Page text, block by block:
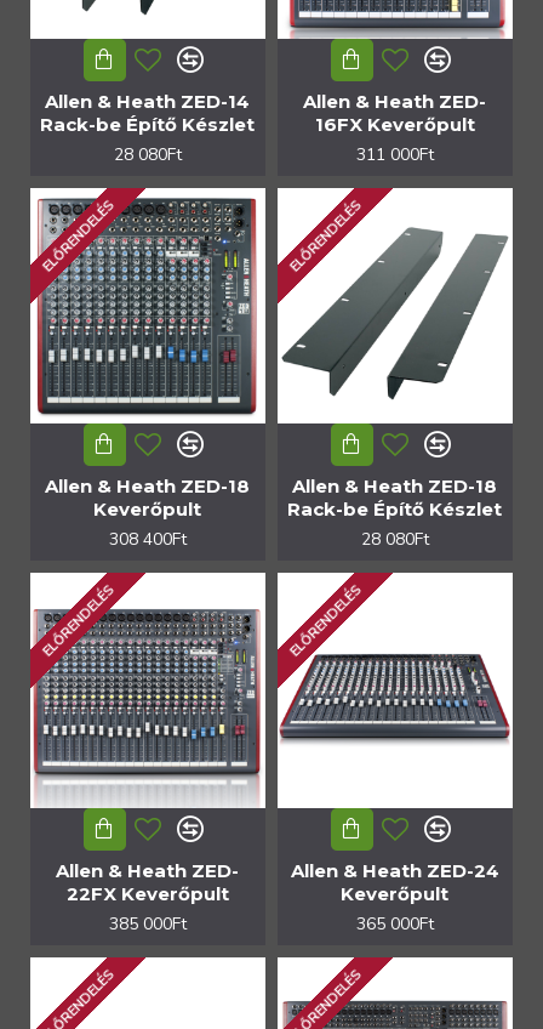
Allen & Heath ZED-14
Rack-be Építő Készlet
28 080Ft
Allen & Heath ZED-
16FX Keverőpult
311 000Ft
ELŐRENDELÉS
Allen & Heath ZED-18
Keverőpult
308 400Ft
ELŐRENDELÉS
Allen & Heath ZED-18
Rack-be Építő Készlet
28 080Ft
ELŐRENDELÉS
Allen & Heath ZED-
22FX Keverőpult
385 000Ft
ELŐRENDELÉS
Allen & Heath ZED-24
Keverőpult
365 000Ft
ELŐRENDELÉS ELŐRENDELÉS